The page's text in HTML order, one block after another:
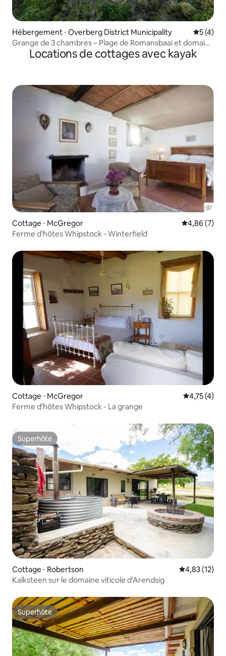
Hébergement ⋅ Overberg District Municipality
5 (4)
Grange de 3 chambres – Plage de Romansbaai et domaine
de Fynbos
Locations de cottages avec kayak
Cottage ⋅ McGregor Évaluation
4,86 (7)
Ferme d'hôtes Whipstock - Winterfield
Cottage ⋅ McGregor Évaluation
4,75 (4)
Ferme d'hôtes Whipstock - La grange
Superhôte
Superhôte
Cottage ⋅ Robertson Évaluation
4,83 (12)
Kalksteen sur le domaine viticole d'Arendsig
Superhôte
Superhôte